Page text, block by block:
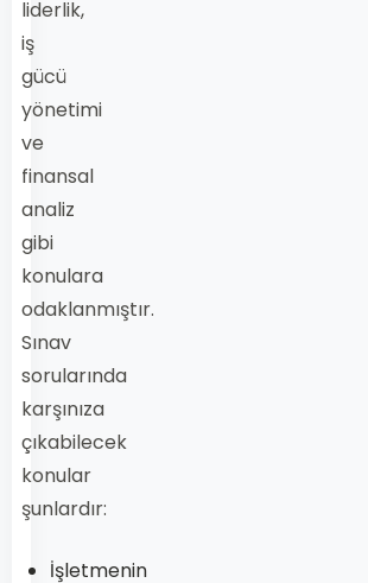
liderlik,
iş
gücü
yönetimi
ve
finansal
analiz
gibi
konulara
odaklanmıştır.
Sınav
sorularında
karşınıza
çıkabilecek
konular
şunlardır:
İşletmenin